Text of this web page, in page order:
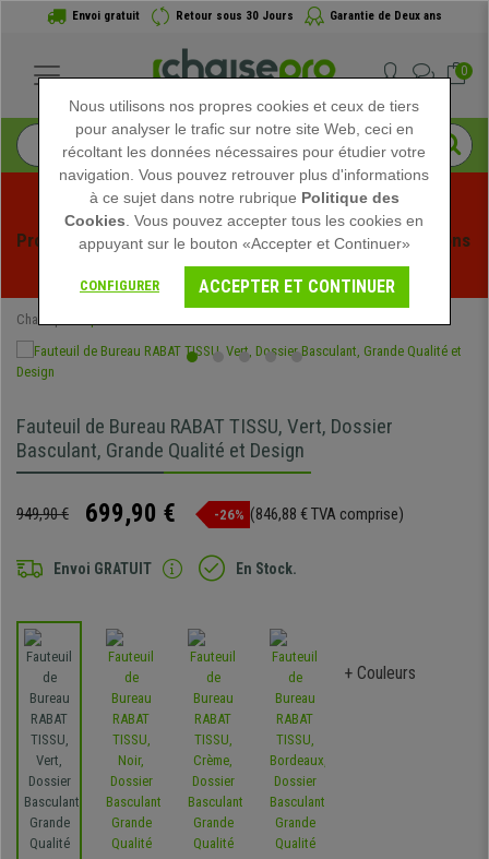
Envoi gratuit Retour sous 30 Jours Garantie de Deux ans
0
Profitez des soldes d'été chez Chaisepro ! Des réductions
exclusives pour une durée limitée - Voir l'offre
Chaisepro
Fauteuil de Bureau RABAT TISSU, Vert, Dossier
Basculant, Grande Qualité et Design
949,90 € 699,90 € -26% (846,88 € TVA comprise)
Envoi GRATUIT En Stock.
+ Couleurs
Nous utilisons nos propres cookies et ceux de tiers
pour analyser le trafic sur notre site Web, ceci en
récoltant les données nécessaires pour étudier votre
navigation. Vous pouvez retrouver plus d'informations
à ce sujet dans notre rubrique Politique des
Cookies . Vous pouvez accepter tous les cookies en
appuyant sur le bouton «Accepter et Continuer»
CONFIGURER ACCEPTER ET CONTINUER